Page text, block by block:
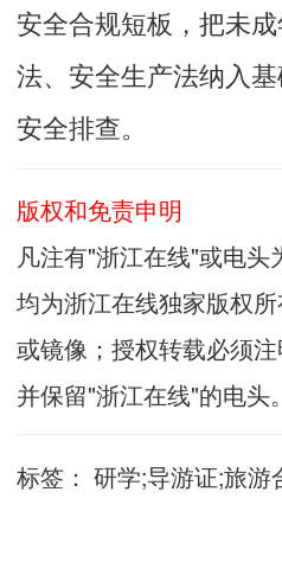
安全合规短板，把未
法、安全生产法纳入
安全排查。
版权和免责申明
凡注有"浙江在线"或电头
均为浙江在线独家版权
或镜像；授权转载必须
并保留"浙江在线"的电头。
标签： 研学;导游证;旅游